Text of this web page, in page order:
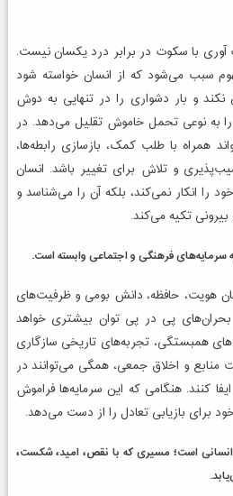
آوری با سکوت در برابر درد یکسان نیست.
سبب می‌شود که از انسان خواسته شود
نکند و بار دشواری را در تنهایی به دوش
به نوعی تحمل خاموش تقلیل می‌دهد. در
همراه با طلب کمک، بازسازی رابطه‌ها،
و تلاش برای تغییر باشد. انسان
را انکار نمی‌کند، بلکه آن را می‌شناسد و
بیرونی تکیه می‌کند.
فرهنگی و اجتماعی وابسته است.
هویت، حافظه، دانش بومی و ظرفیت‌های
بحران‌های پی در پی توان بیشتری خواهد
همبستگی، تجربه‌های تاریخی سازگاری
منابع و اخلاق جمعی، همگی می‌توانند در
کنند. هنگامی که این سرمایه‌ها فراموش
برای بازیابی تعادل را از دست می‌دهد.
است؛ مسیری که با نقص، امید، شکست،